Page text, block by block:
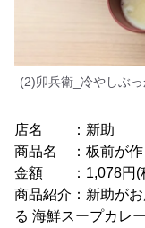
(2)卯兵衛_冷やしぶ
店名 ：新助
商品名 ：板前が作
金額 ：1,078円(
商品紹介：新助が
る 海鮮スープカレ